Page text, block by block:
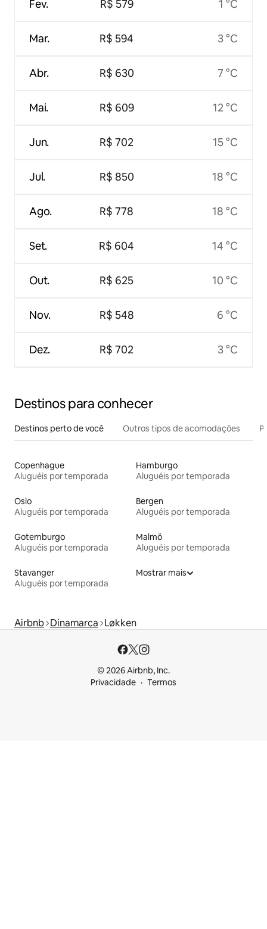
Fev.
Mar.
Abr.
Mai.
Jun.
Jul.
Ago.
Set.
Out.
Nov.
Dez.
R$ 579
R$ 594
R$ 630
R$ 609
R$ 702
R$ 850
R$ 778
R$ 604
R$ 625
R$ 548
R$ 702
1 °C
3 °C
7 °C
12 °C
15 °C
18 °C
18 °C
14 °C
10 °C
6 °C
3 °C
Destinos para conhecer
Destinos perto de você Outros tipos de acomodações
Copenhague
Aluguéis por temporada
Hamburgo
Aluguéis por temporada
Oslo
Aluguéis por temporada
Bergen
Aluguéis por temporada
Gotemburgo
Aluguéis por temporada
Malmö
Aluguéis por temporada
Stavanger
Aluguéis por temporada
Mostrar mais
Airbnb Dinamarca Løkken
© 2026 Airbnb, Inc.
Privacidade
Termos